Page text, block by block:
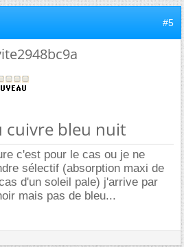
#5
cuivre bleu nuit
c'est pour le cas ou je ne
sélectif (absorption maxi de
d'un soleil pale) j'arrive par
mais pas de bleu...